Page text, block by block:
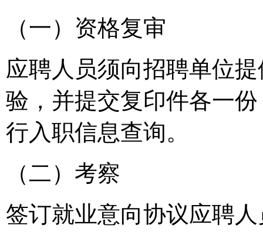
（一）资格复审
应聘人员须向招聘单位
验，并提交复印件各一
行入职信息查询。
（二）考察
签订就业意向协议应聘